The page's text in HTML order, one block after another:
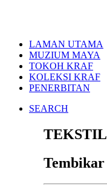
LAMAN UTAMA
MUZIUM MAYA
TOKOH KRAF
KOLEKSI KRAF
PENERBITAN
SEARCH
TEKSTIL
Tembikar